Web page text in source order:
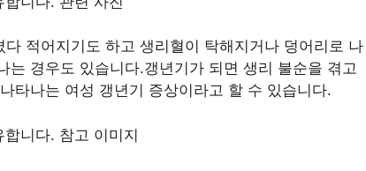
적어지기도 하고 생리혈이 탁해지거나 덩어리로 나
는 경우도 있습니다.갱년기가 되면 생리 불순을 겪고
타나는 여성 갱년기 증상이라고 할 수 있습니다.